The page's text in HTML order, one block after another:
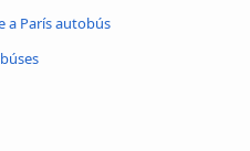
a París autobús